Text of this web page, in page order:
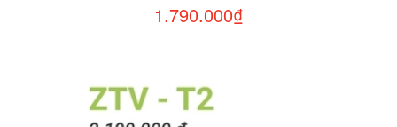
1.790.000₫